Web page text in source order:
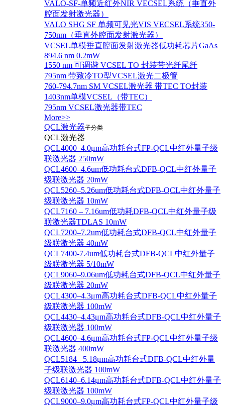
VALO-SF-单频近红外NIR VECSEL系统（垂直外
腔面发射激光器）
VALO SHG SF 单频可见光VIS VECSEL系统350-
750nm（垂直外腔面发射激光器）
VCSEL单模垂直腔面发射激光器低功耗芯片GaAs
894.6 nm 0.2mW
1550 nm 可调谐 VCSEL TO 封装带光纤尾纤
795nm 带致冷TO型VCSEL激光二极管
760-794.7nm SM VCSEL激光器 带TEC TO封装
1403nm单模VCSEL（带TEC）
795nm VCSEL激光器带TEC
More>>
QCL激光器子分类
QCL激光器
QCL4000–4.0μm高功耗台式FP-QCL中红外量子级
联激光器 250mW
QCL4600–4.6um低功耗台式DFB-QCL中红外量子
级联激光器 20mW
QCL5260–5.26um低功耗台式DFB-QCL中红外量子
级联激光器 10mW
QCL7160 – 7.16um低功耗DFB-QCL中红外量子级
联激光器TDLAS 10mW
QCL7200–7.2um低功耗台式DFB-QCL中红外量子
级联激光器 40mW
QCL7400-7.4um低功耗台式DFB-QCL中红外量子
级联激光器 5/10mW
QCL9060–9.06um低功耗台式DFB-QCL中红外量子
级联激光器 20mW
QCL4300–4.3μm高功耗台式DFB-QCL中红外量子
级联激光器 100mW
QCL4430–4.43μm高功耗台式DFB-QCL中红外量子
级联激光器 100mW
QCL4600–4.6μm高功耗台式FP-QCL中红外量子级
联激光器 400mW
QCL5184 –5.18μm高功耗台式DFB-QCL中红外量
子级联激光器 100mW
QCL6140–6.14μm高功耗台式DFB-QCL中红外量子
级联激光器 100mW
QCL9000–9.0μm高功耗台式FP-QCL中红外量子级